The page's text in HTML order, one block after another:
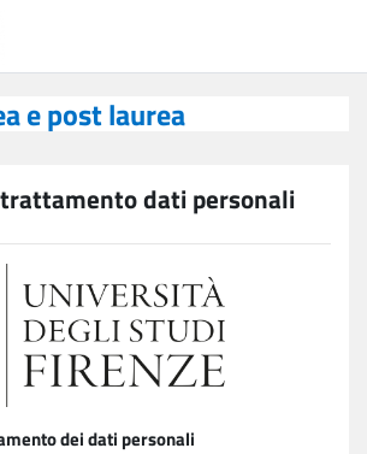
e post laurea
dati personali
dei dati personali